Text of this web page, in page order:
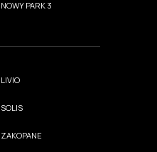
NOWY PARK 3
LIVIO
SOLIS
ZAKOPANE